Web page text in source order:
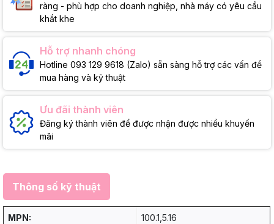
ràng - phù hợp cho doanh nghiệp, nhà máy có yêu cầu
khắt khe
Hỗ trợ nhanh chóng
Hotline 093 129 9618 (Zalo) sẵn sàng hỗ trợ các vấn đề
mua hàng và kỹ thuật
Ưu đãi thành viên
Đăng ký thành viên để được nhận được nhiều khuyến
mãi
Thông số kỹ thuật
MPN: 100.1,5.16